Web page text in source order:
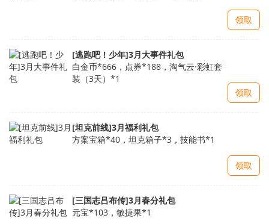
领取
[逃跑吧！少年]3月大事件礼包
白金币*666，点券*188，淘气云·彩虹套
装（3天）*1
领取
[坦克前线]3月福利礼包
方案宝箱*40，坦克箱子*3，技能书*1
领取
[三国志吕布传]3月春分礼包
元宝*103，敏捷果*1